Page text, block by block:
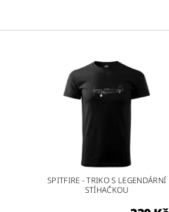
SPITFIRE - TRIKO S LEGENDÁRNÍ
STÍHAČKOU